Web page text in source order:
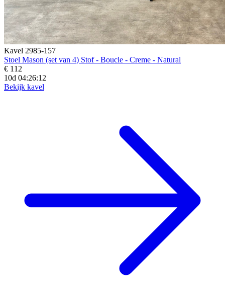
Kavel 2985-157
Stoel Mason (set van 4) Stof - Boucle - Creme - Natural
€ 112
10d 04:26:10
Bekijk kavel